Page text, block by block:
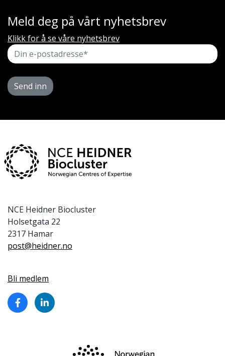
Meld deg på vårt nyhetsbrev
Klikk for å se våre nyhetsbrev
Send inn
NCE Heidner Biocluster
Holsetgata 22
2317 Hamar
post@heidner.no
Bli medlem